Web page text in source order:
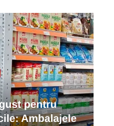
pentru
Ambalajele